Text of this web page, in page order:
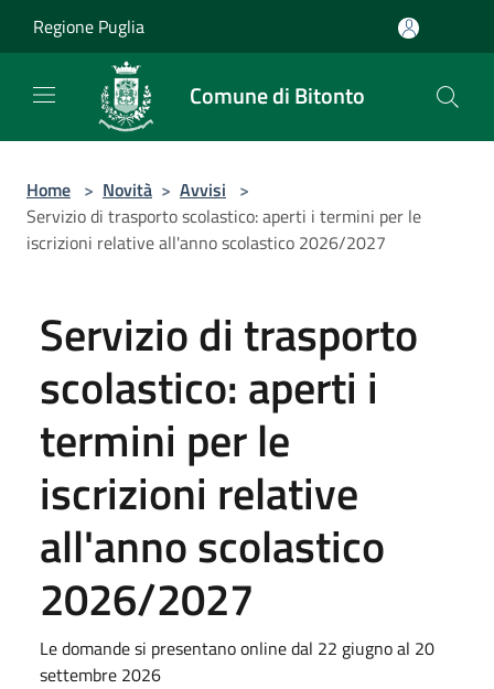
Regione Puglia
Comune di Bitonto
Home > Novità > Avvisi >
Servizio di trasporto scolastico: aperti i termini per le
iscrizioni relative all'anno scolastico 2026/2027
Servizio di trasporto
scolastico: aperti i
termini per le
iscrizioni relative
all'anno scolastico
2026/2027
Le domande si presentano online dal 22 giugno al 20
settembre 2026